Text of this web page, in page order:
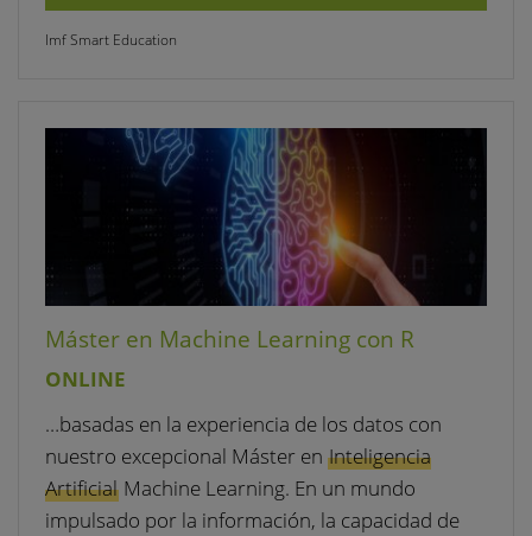
Imf Smart Education
Máster en Machine Learning con R
ONLINE
…basadas en la experiencia de los datos con
nuestro excepcional Máster en Inteligencia
ArtificialMachine Learning. En un mundo
impulsado por la información, la capacidad de